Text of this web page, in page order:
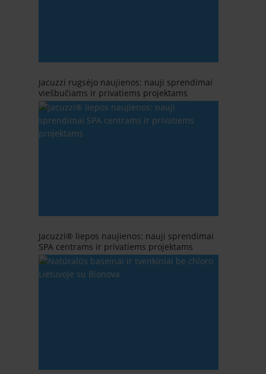
Jacuzzi rugsėjo naujienos: nauji sprendimai
viešbučiams ir privatiems projektams
Jacuzzi® liepos naujienos: nauji sprendimai
SPA centrams ir privatiems projektams